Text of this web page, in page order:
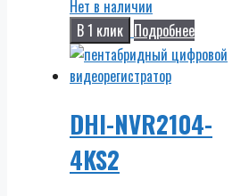
Нет в наличии
В 1 клик Подробнее
DHI-NVR2104-
4KS2